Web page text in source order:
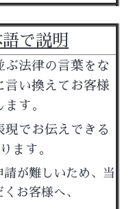
で説明
ぶ法律の言葉をな
言い換えてお客様
す。
現でお伝えできる
ます。
が難しいため、当
お客様へ、